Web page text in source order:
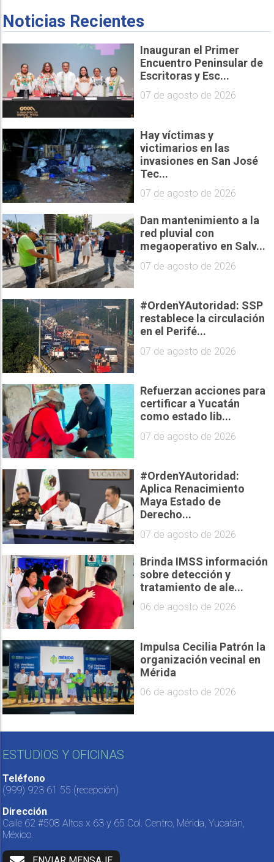
Noticias Recientes
Inauguran el Primer
Encuentro Peninsular de
Escritoras y Esc...
07 de agosto de 2026
Hay víctimas y
victimarios en las
invasiones en San José
Tec...
07 de agosto de 2026
Dan mantenimiento a la
red pluvial con
megaoperativo en Salv...
07 de agosto de 2026
#OrdenYAutoridad: SSP
restablece la circulación
en el Perifé...
07 de agosto de 2026
Refuerzan acciones para
certificar a Yucatán
como estado lib...
07 de agosto de 2026
#OrdenYAutoridad:
Aplica Renacimiento
Maya Estado de
Derecho...
07 de agosto de 2026
Brinda IMSS información
sobre detección y
tratamiento de ale...
06 de agosto de 2026
Impulsa Cecilia Patrón la
organización vecinal en
Mérida
06 de agosto de 2026
ESTUDIOS Y OFICINAS
Teléfono
(999) 923 61 55 (recepción)
Dirección
Calle 62 #508 Altos x 63 y 65 Col. Centro, Mérida, Yucatán,
México.